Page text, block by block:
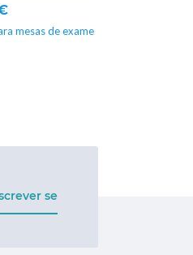
mesas de exame
se